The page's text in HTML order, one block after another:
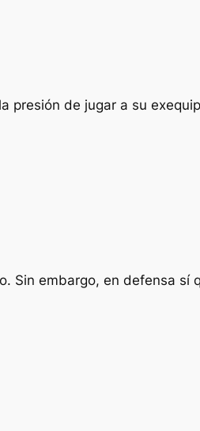
presión de jugar a su
Sin embargo, en defensa sí